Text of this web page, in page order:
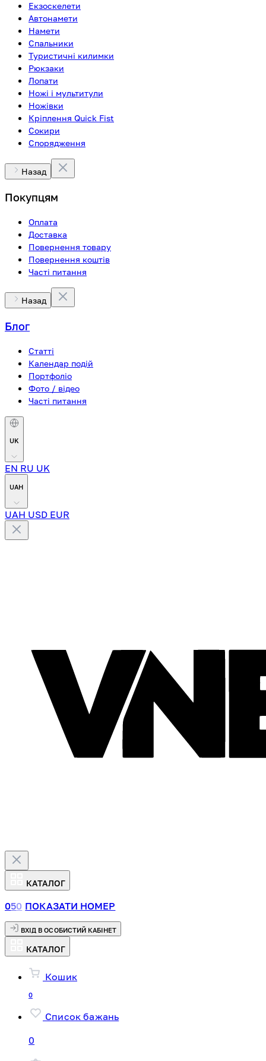
Екзоскелети
Автонамети
Намети
Спальники
Туристичні килимки
Рюкзаки
Лопати
Ножі і мультитули
Ножівки
Кріплення Quick Fist
Сокири
Спорядження
Назад
Покупцям
Оплата
Доставка
Повернення товару
Повернення коштів
Часті питання
Назад
Блог
Статті
Календар подій
Портфоліо
Фото / відео
Часті питання
UK
EN RU UK
UAH
UAH USD EUR
КАТАЛОГ
050 ПОКАЗАТИ НОМЕР
ВХІД В ОСОБИСТИЙ КАБІНЕТ
КАТАЛОГ
Кошик
0
Список бажань
0